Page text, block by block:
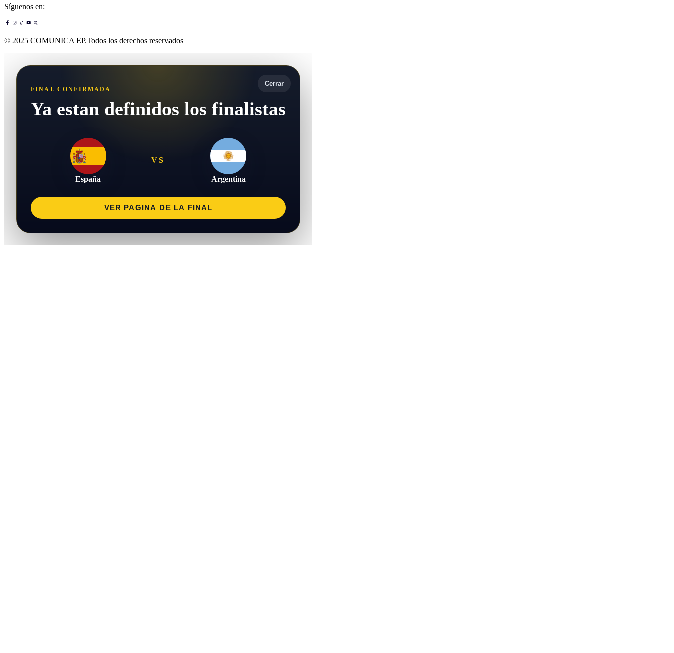
Síguenos en:
© 2025 COMUNICA EP.Todos los derechos reservados
Cerrar
FINAL CONFIRMADA
Ya estan definidos los finalistas
España
VS
Argentina
VER PAGINA DE LA FINAL